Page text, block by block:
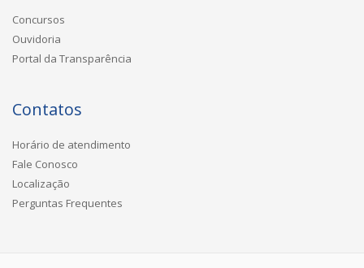
Concursos
Ouvidoria
Portal da Transparência
Contatos
Horário de atendimento
Fale Conosco
Localização
Perguntas Frequentes